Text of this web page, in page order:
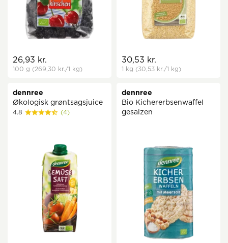
26,93 kr.
100 g (269,30 kr./1 kg)
30,53 kr.
1 kg (30,53 kr./1 kg)
dennree
Økologisk grøntsagsjuice
4.8 (4)
dennree
Bio Kichererbsenwaffel
gesalzen